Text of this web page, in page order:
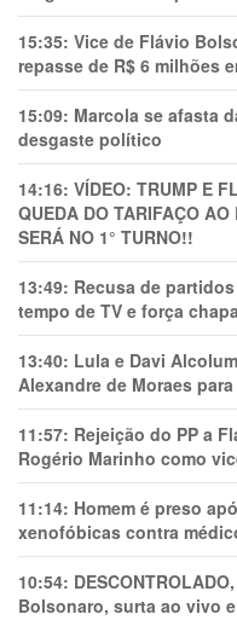
15:35: Vice de Flávio
repasse de R$ 6 milhões
15:09: Marcola se afasta
desgaste político
14:16: VÍDEO: TRUMP E
QUEDA DO TARIFAÇO
SERÁ NO 1° TURNO!!
13:49: Recusa de
tempo de TV e força
13:40: Lula e Davi
Alexandre de Moraes
11:57: Rejeição do PP a
Rogério Marinho como
11:14: Homem é preso
xenofóbicas contra
10:54:
Bolsonaro, surta ao vivo